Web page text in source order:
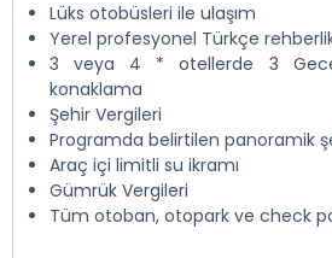
Lüks otobüsleri ile ulaşım
Yerel profesyonel Türkçe
3 veya 4 * otellerde 3
konaklama
Şehir Vergileri
Programda belirtilen panoramik
Araç içi limitli su ikramı
Gümrük Vergileri
Tüm otoban, otopark ve check